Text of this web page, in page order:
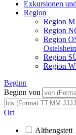
Exkursionen
Region
Region
Region
Region
Region
Region
Beginn
Beginn von
Ort
Althengstett